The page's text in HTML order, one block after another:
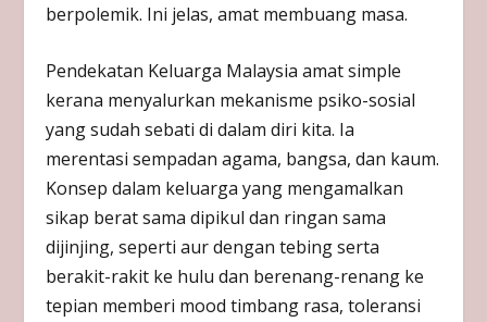
berpolemik. Ini jelas, amat membuang masa.
Pendekatan Keluarga Malaysia amat simple
kerana menyalurkan mekanisme psiko-sosial
yang sudah sebati di dalam diri kita. Ia
merentasi sempadan agama, bangsa, dan kaum.
Konsep dalam keluarga yang mengamalkan
sikap berat sama dipikul dan ringan sama
dijinjing, seperti aur dengan tebing serta
berakit-rakit ke hulu dan berenang-renang ke
tepian memberi mood timbang rasa, toleransi